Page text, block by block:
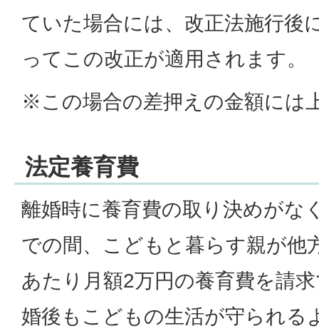
ていた場合には、改正法施行後
ってこの改正が適用されます。
※この場合の差押えの金額には
法定養育費
離婚時に養育費の取り決めがな
での間、こどもと暮らす親が他
あたり月額2万円の養育費を請
婚後もこどもの生活が守られる